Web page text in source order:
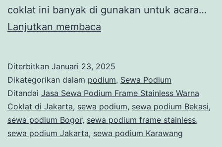
coklat ini banyak di gunakan untuk acara…
Lanjutkan membaca
Frame
Stainless
Warna
Coklat
Diterbitkan Januari 23, 2025
Dikategorikan dalam podium, Sewa Podium
Ditandai Jasa Sewa Podium Frame Stainless Warna
Coklat di Jakarta, sewa podium, sewa podium Bekasi,
sewa podium Bogor, sewa podium frame stainless,
sewa podium Jakarta, sewa podium Karawang